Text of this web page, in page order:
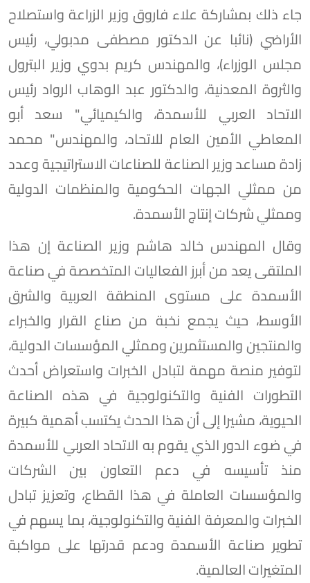
جاء ذلك بمشاركة علاء فاروق وزير الزراعة واستصلاح
الأراضي (نائبا عن الدكتور مصطفى مدبولي، رئيس
مجلس الوزراء)، والمهندس كريم بدوي وزير البترول
والثروة المعدنية، والدكتور عبد الوهاب الرواد رئيس
الاتحاد العربي للأسمدة، والكيميائي" سعد أبو
المعاطي الأمين العام للاتحاد، والمهندس" محمد
زادة مساعد وزير الصناعة للصناعات الاستراتيجية وعدد
من ممثلي الجهات الحكومية والمنظمات الدولية
وممثلي شركات إنتاج الأسمدة.
وقال المهندس خالد هاشم وزير الصناعة إن هذا
الملتقى يعد من أبرز الفعاليات المتخصصة في صناعة
الأسمدة على مستوى المنطقة العربية والشرق
الأوسط، حيث يجمع نخبة من صناع القرار والخبراء
والمنتجين والمستثمرين وممثلي المؤسسات الدولية،
لتوفير منصة مهمة لتبادل الخبرات واستعراض أحدث
التطورات الفنية والتكنولوجية في هذه الصناعة
الحيوية، مشيرا إلى أن هذا الحدث يكتسب أهمية كبيرة
في ضوء الدور الذي يقوم به الاتحاد العربي للأسمدة
منذ تأسيسه في دعم التعاون بين الشركات
والمؤسسات العاملة في هذا القطاع، وتعزيز تبادل
الخبرات والمعرفة الفنية والتكنولوجية، بما يسهم في
تطوير صناعة الأسمدة ودعم قدرتها على مواكبة
المتغيرات العالمية.